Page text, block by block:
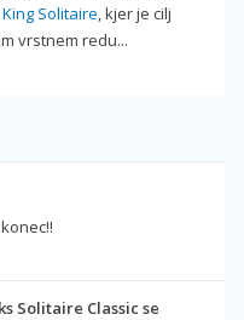
King Solitaire, kjer je cilj
vrstnem redu...
Solitaire Classic se